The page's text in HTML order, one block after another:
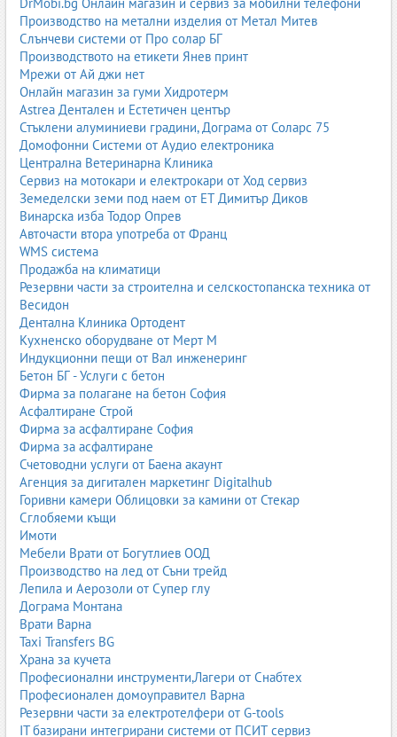
квалифицирани оператори;
работа по фасади, дървета, осветление;
безопасно изпълнение на височинни задачи.
Приложения на вишките
строителство и ремонт;
фасадни дейности;
монтаж на реклами и билбордове;
поддръжка на улично осветление;
рязане и кастрене на дървета;
електроразпределителни дейности;
индустриални монтажи;
почистване на фасади и прозорци;
телекомуникации;
логистични центрове и складове.
Вишки и автовишки по градове
Изберете вашия град и намерете фирми за вишки и автовишки:
Вишки и автовишки София
Вишки и автовишки Пловдив
Вишки и автовишки Варна
Вишки и автовишки Бургас
Вишки и автовишки Хасково
Вишки и автовишки Плевен
Вишки и автовишки Велико Търново
Вишки и автовишки Пазарджик
Вишки и автовишки Видин
Вишки и автовишки Кърджали
Вишки и автовишки Разград
Вишки и автовишки Смолян
Вишки и автовишки Търговище
Вишки и автовишки Враца
Вишки и автовишки Кюстендил
Вишки и автовишки Перник
Вишки и автовишки Русе
Вишки и автовишки Габрово
Вишки и автовишки Ловеч
Вишки и автовишки Силистра
Вишки и автовишки Шумен
Вишки и автовишки Добрич
Производство на метални изделия от Метал Митев
Слънчеви системи от Про солар БГ
Производството на етикети Янев принт
Мрежи от Ай джи нет
Онлайн магазин за гуми Хидротерм
Astrea Дентален и Естетичен център
Стъклени алуминиеви градини, Дограма от Соларс 75
Домофонни Системи от Аудио електроника
Централна Ветеринарна Клиника
Сервиз на мотокари и електрокари от Ход сервиз
Земеделски земи под наем от ЕТ Димитър Диков
Винарска изба Тодор Опрев
Авточасти втора употреба от Франц
WMS система
Продажба на климатици
Резервни части за строителна и селскостопанска техника от
Весидон
Дентална Клиника Ортодент
Кухненско оборудване от Мерт М
Индукционни пещи от Вал инженеринг
Бетон БГ - Услуги с бетон
Фирма за полагане на бетон София
Асфалтиране Строй
Фирма за асфалтиране София
Фирма за асфалтиране
Счетоводни услуги от Баена акаунт
Агенция за дигитален маркетинг Digitalhub
Горивни камери Облицовки за камини от Стекар
Сглобяеми къщи
Имоти
Мебели Врати от Богутлиев ООД
Производство на лед от Съни трейд
Лепила и Аерозоли от Супер глу
Дограма Монтана
Врати Варна
Taxi Transfers BG
Храна за кучета
Професионални инструменти,Лагери от Снабтех
Професионален домоуправител Варна
Резервни части за електротелфери от G-tools
IT базирани интегрирани системи от ПСИТ сервиз